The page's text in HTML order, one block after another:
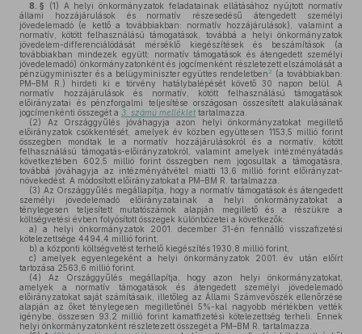
8. § (1) A helyi önkormányzatok feladatainak ellátásához nyújtott normatív
állami hozzájárulások és normatív részesedésű átengedett személyi
jövedelemadó (e kettő a továbbiakban: normatív hozzájárulások), valamint a
normatív, kötött felhasználású támogatások, továbbá a helyi önkormányzatok
jövedelem-differenciálódását mérséklő kiegészítések és beszámítások (a
továbbiakban mindezek együtt: normatív támogatások és átengedett személyi
jövedelemadó) önkormányzatonként és jogcímenként részletezett elszámolását a
pénzügyminiszter és a belügyminiszter együttes rendeletben 2
(a továbbiakban:
PM–BM R.) hirdeti ki e törvény hatálybalépését követő 30 napon belül. A
normatív hozzájárulások és normatív, kötött felhasználású támogatások
előirányzatai és pénzforgalmi teljesítése országosan összesített alakulásának
jogcímenkénti összegét a 3. számú melléklettartalmazza.
(2) Az Országgyűlés jóváhagyja azon helyi önkormányzatokat megillető
előirányzatok csökkentését, amelyek év közben együttesen 1153,5 millió forint
összegben mondtak le a normatív hozzájárulásokról és a normatív, kötött
felhasználású támogatás-előirányzatokról, valamint amelyek intézményátadás
következtében 602,5 millió forint összegben nem jogosultak a támogatásra,
továbbá jóváhagyja az intézményátvétel miatti 13,6 millió forint előirányzat-
növekedést. A módosított előirányzatokat a PM–BM R. tartalmazza.
(3) Az Országgyűlés megállapítja, hogy a normatív támogatások és átengedett
személyi jövedelemadó előirányzatainak a helyi önkormányzatokat a
ténylegesen teljesített mutatószámok alapján megillető és a részükre a
költségvetési évben folyósított összegek különbözetei a következők:
a) a helyi önkormányzatok 2001. december 31-én fennálló visszafizetési
kötelezettsége 4494,4 millió forint,
b) a központi költségvetést terhelő kiegészítés 1930,8 millió forint,
c) amelyek egyenlegeként a helyi önkormányzatok 2001. év után előírt
tartozása 2563,6 millió forint.
(4) Az Országgyűlés megállapítja, hogy azon helyi önkormányzatokat,
amelyek a normatív támogatások és átengedett személyi jövedelemadó
előirányzatokat saját számításaik, illetőleg az Állami Számvevőszék ellenőrzése
alapján az őket ténylegesen megilletőnél 5%-kal nagyobb mértékben vették
igénybe, összesen 93,2 millió forint kamatfizetési kötelezettség terheli. Ennek
helyi önkormányzatonként részletezett összegét a PM–BM R. tartalmazza.